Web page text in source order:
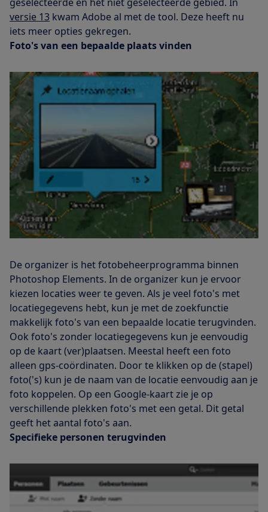
versie 13 kwam Adobe al met de tool. Deze heeft nu
iets meer opties gekregen.
Foto's van een bepaalde plaats vinden
De organizer is het fotobeheerprogramma binnen
Photoshop Elements. In de organizer kun je ervoor
kiezen locaties weer te geven. Als je veel foto's met
locatiegegevens hebt, kun je met de zoekfunctie
makkelijk foto's van een bepaalde locatie terugvinden.
Ook foto's zonder locatiegegevens kun je eenvoudig
op de kaart (ver)plaatsen. Meestal heeft een foto
alleen gps-coördinaten. Door te klikken op de (stapel)
foto('s) kun je de naam van de locatie eenvoudig aan je
foto koppelen. Op een Google-kaart zie je op
verschillende plekken foto's met een getal. Dit getal
geeft het aantal foto's aan.
Specifieke personen terugvinden